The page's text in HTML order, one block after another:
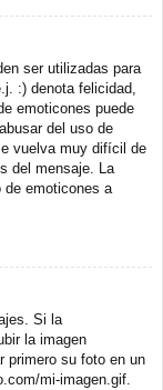
ser utilizadas para
:) denota felicidad,
emoticones puede
del uso de
vuelva muy difícil de
del mensaje. La
de emoticones a
Si la
la imagen
primero su foto en un
mi-imagen.gif.